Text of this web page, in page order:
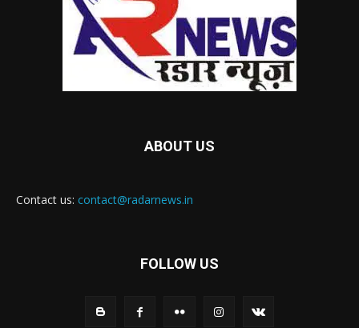
ABOUT US
Contact us: contact@radarnews.in
FOLLOW US